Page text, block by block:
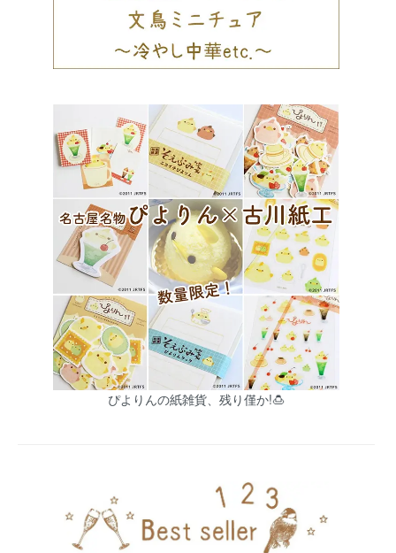
ぴよりんの紙雑貨、残り僅か!🍮